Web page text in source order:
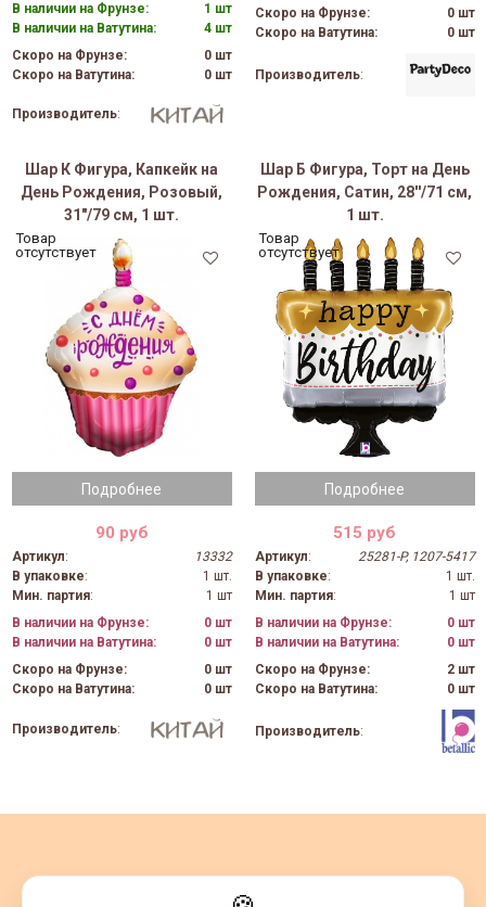
В наличии на Фрунзе:
1 шт
В наличии на Ватутина:
4 шт
Скоро на Фрунзе:
0 шт
Скоро на Ватутина:
0 шт
Производитель:
Скоро на Фрунзе:
0 шт
Скоро на Ватутина:
0 шт
Производитель:
Шар К Фигура, Капкейк на
День Рождения, Розовый,
31"/79 см, 1 шт.
Подробнее
Товар
отсутствует
90 руб
Артикул:
13332
В упаковке:
1 шт.
Мин. партия:
1 шт
В наличии на Фрунзе:
0 шт
В наличии на Ватутина:
0 шт
Скоро на Фрунзе:
0 шт
Скоро на Ватутина:
0 шт
Производитель:
Шар Б Фигура, Торт на День
Рождения, Сатин, 28''/71 см,
1 шт.
Подробнее
Товар
отсутствует
515 руб
Артикул:
25281-P, 1207-5417
В упаковке:
1 шт.
Мин. партия:
1 шт
В наличии на Фрунзе:
0 шт
В наличии на Ватутина:
0 шт
Скоро на Фрунзе:
2 шт
Скоро на Ватутина:
0 шт
Производитель: